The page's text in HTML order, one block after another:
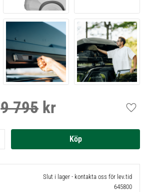
Ordinarie pris:
9 795 kr
Slut i lager - kontakta oss för lev.tid
645800